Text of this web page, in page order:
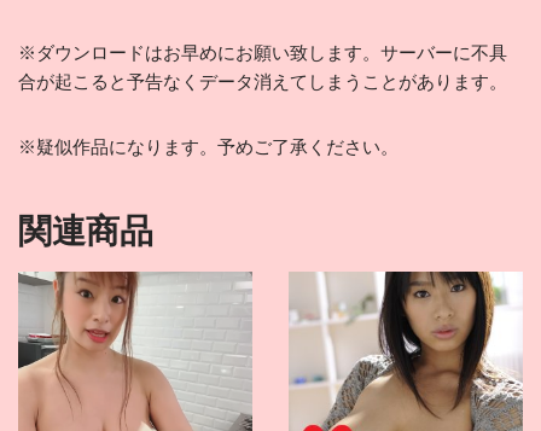
※ダウンロードはお早めにお願い致します。サーバーに不具
合が起こると予告なくデータ消えてしまうことがあります。
※疑似作品になります。予めご了承ください。
関連商品